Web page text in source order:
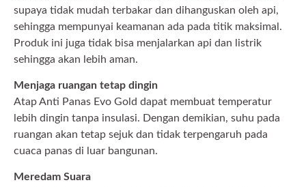
supaya tidak mudah terbakar dan dihanguskan oleh api,
sehingga mempunyai keamanan ada pada titik maksimal.
Produk ini juga tidak bisa menjalarkan api dan listrik
sehingga akan lebih aman.
Menjaga ruangan tetap dingin
Atap Anti Panas Evo Gold dapat membuat temperatur
lebih dingin tanpa insulasi. Dengan demikian, suhu pada
ruangan akan tetap sejuk dan tidak terpengaruh pada
cuaca panas di luar bangunan.
Meredam Suara